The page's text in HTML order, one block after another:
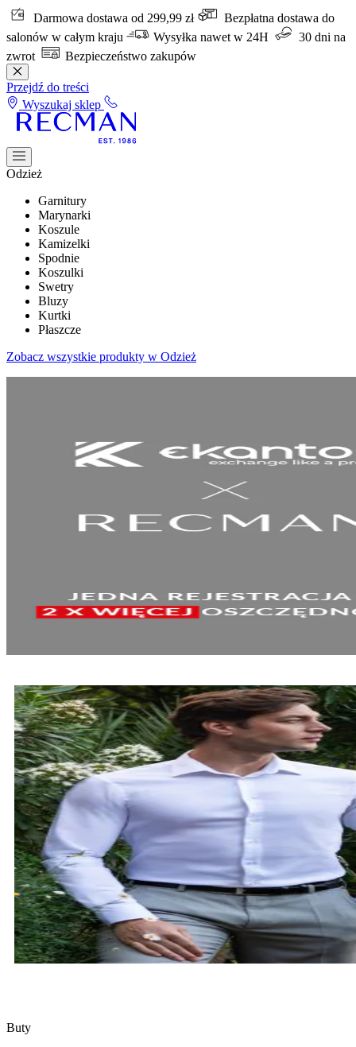
Darmowa dostawa od 299,99 zł
Bezpłatna dostawa do
salonów w całym kraju
Wysyłka nawet w 24H
30 dni na
zwrot
Bezpieczeństwo zakupów
Przejdź do treści
Wyszukaj sklep
Odzież
Garnitury
Marynarki
Koszule
Kamizelki
Spodnie
Koszulki
Swetry
Bluzy
Kurtki
Płaszcze
Zobacz wszystkie produkty w Odzież
Buty